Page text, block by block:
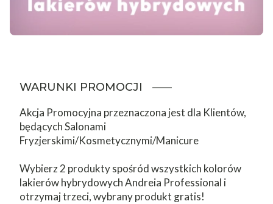
WARUNKI PROMOCJI
Akcja Promocyjna przeznaczona jest dla Klientów,
będących Salonami
Fryzjerskimi/Kosmetycznymi/Manicure
Wybierz 2 produkty spośród wszystkich kolorów
lakierów hybrydowych Andreia Professional i
otrzymaj trzeci, wybrany produkt gratis!